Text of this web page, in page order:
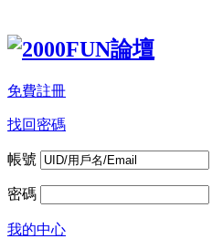
免費註冊
找回密碼
帳號
密碼
我的中心